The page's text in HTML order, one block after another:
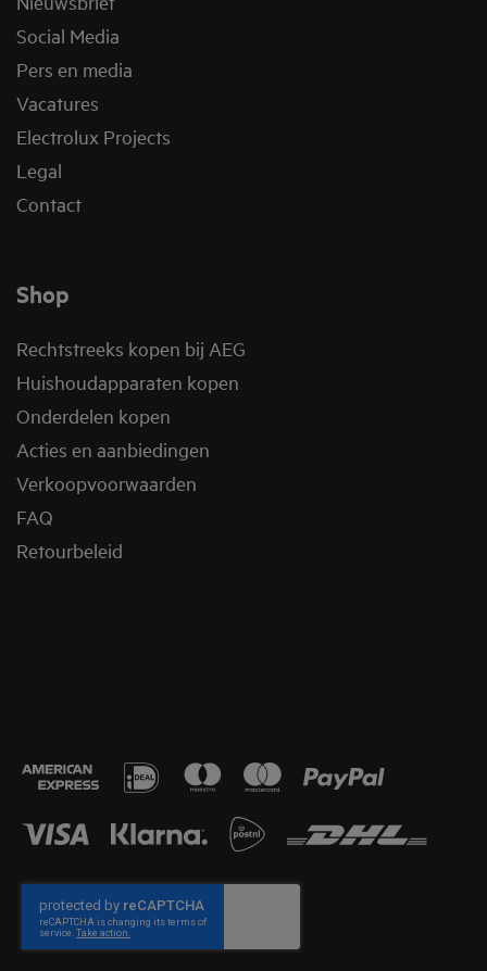
Social Media
Pers en media
Vacatures
Electrolux Projects
Legal
Contact
Shop
Rechtstreeks kopen bij AEG
Huishoudapparaten kopen
Onderdelen kopen
Acties en aanbiedingen
Verkoopvoorwaarden
FAQ
Retourbeleid